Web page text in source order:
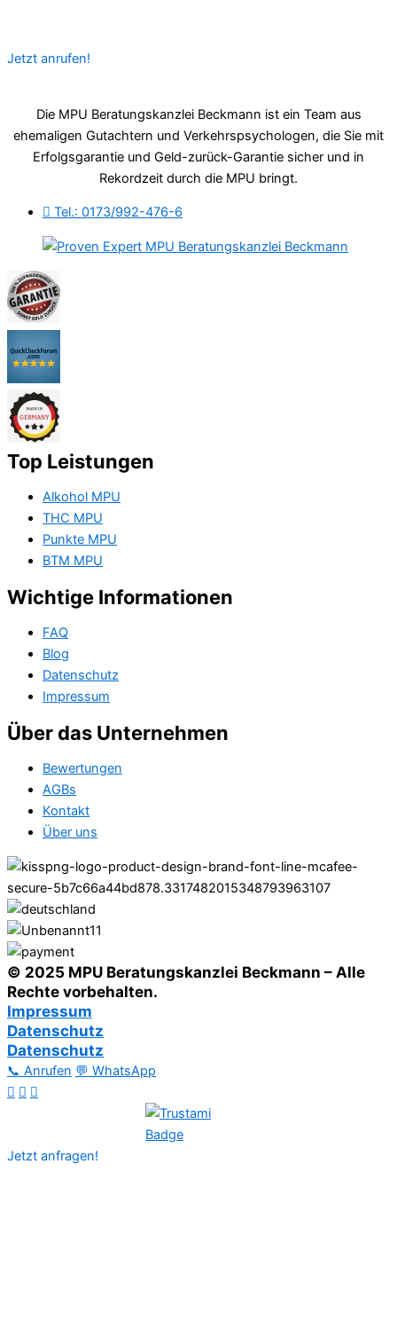
Jetzt anrufen!
Die MPU Beratungskanzlei Beckmann ist ein Team aus
ehemaligen Gutachtern und Verkehrspsychologen, die Sie mit
Erfolgsgarantie und Geld-zurück-Garantie sicher und in
Rekordzeit durch die MPU bringt.
Tel.: 0173/992-476-6
Top Leistungen
Alkohol MPU
THC MPU
Punkte MPU
BTM MPU
Wichtige Informationen
FAQ
Blog
Datenschutz
Impressum
Über das Unternehmen
Bewertungen
AGBs
Kontakt
Über uns
© 2025 MPU Beratungskanzlei Beckmann – Alle
Rechte vorbehalten.
Impressum
Datenschutz
Datenschutz
📞 Anrufen 💬 WhatsApp
Jetzt anfragen!